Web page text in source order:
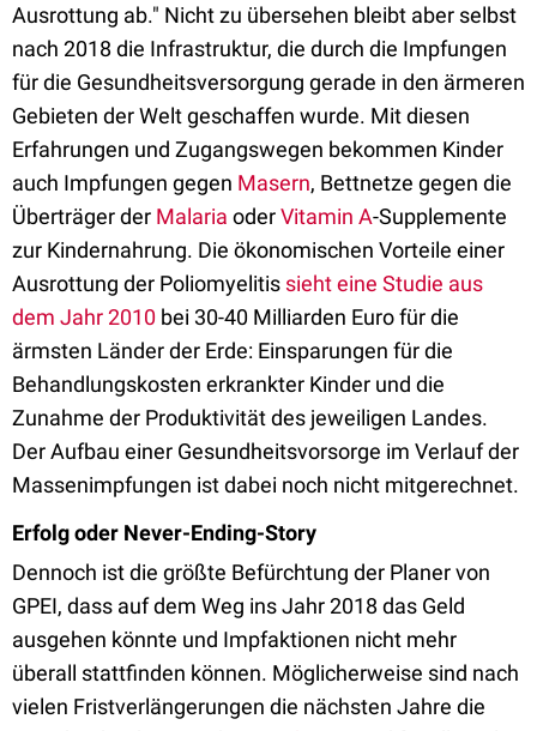
Ausrottung ab." Nicht zu übersehen bleibt aber selbst
nach 2018 die Infrastruktur, die durch die Impfungen
für die Gesundheitsversorgung gerade in den ärmeren
Gebieten der Welt geschaffen wurde. Mit diesen
Erfahrungen und Zugangswegen bekommen Kinder
auch Impfungen gegen Masern, Bettnetze gegen die
Überträger der Malaria oderVitamin A-Supplemente
zur Kindernahrung. Die ökonomischen Vorteile einer
Ausrottung der Poliomyelitis sieht eine Studie aus
dem Jahr 2010 bei 30-40 Milliarden Euro für die
ärmsten Länder der Erde: Einsparungen für die
Behandlungskosten erkrankter Kinder und die
Zunahme der Produktivität des jeweiligen Landes.
Der Aufbau einer Gesundheitsvorsorge im Verlauf der
Massenimpfungen ist dabei noch nicht mitgerechnet.
Erfolg oder Never-Ending-Story
Dennoch ist die größte Befürchtung der Planer von
GPEI, dass auf dem Weg ins Jahr 2018 das Geld
ausgehen könnte und Impfaktionen nicht mehr
überall stattfinden können. Möglicherweise sind nach
vielen Fristverlängerungen die nächsten Jahre die